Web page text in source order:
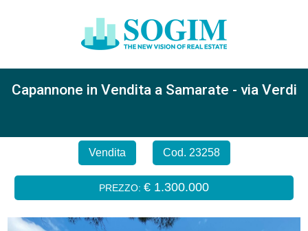
Capannone in Vendita a Samarate - via Verdi
Vendita Cod. 23258
PREZZO: € 1.300.000